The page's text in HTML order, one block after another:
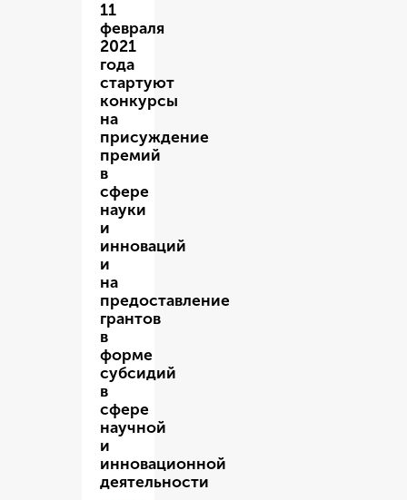
11
февраля
2021
года
стартуют
конкурсы
на
присуждение
премий
в
сфере
науки
и
инноваций
и
на
предоставление
грантов
в
форме
субсидий
в
сфере
научной
и
инновационной
деятельности